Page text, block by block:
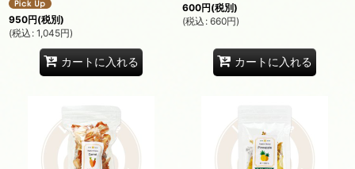
950円(税別)
(税込 : 1,045円)
カートに入れる
600円(税別)
(税込 : 660円)
カートに入れる